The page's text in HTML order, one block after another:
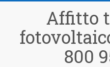
Affitto
800